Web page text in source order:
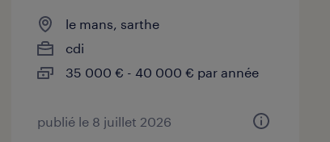
le mans, sarthe
cdi
35 000 € - 40 000 € par année
publié le 8 juillet 2026